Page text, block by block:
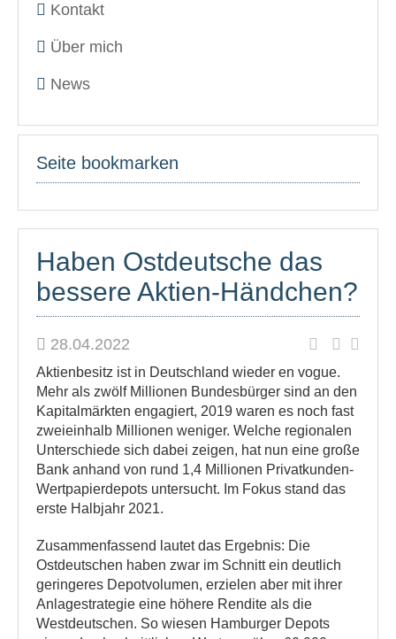
Kontakt
Über mich
News
Seite bookmarken
Haben Ostdeutsche das
bessere Aktien-Händchen?
28.04.2022
Aktienbesitz ist in Deutschland wieder en vogue.
Mehr als zwölf Millionen Bundesbürger sind an den
Kapitalmärkten engagiert, 2019 waren es noch fast
zweieinhalb Millionen weniger. Welche regionalen
Unterschiede sich dabei zeigen, hat nun eine große
Bank anhand von rund 1,4 Millionen Privatkunden-
Wertpapierdepots untersucht. Im Fokus stand das
erste Halbjahr 2021.
Zusammenfassend lautet das Ergebnis: Die
Ostdeutschen haben zwar im Schnitt ein deutlich
geringeres Depotvolumen, erzielen aber mit ihrer
Anlagestrategie eine höhere Rendite als die
Westdeutschen. So wiesen Hamburger Depots